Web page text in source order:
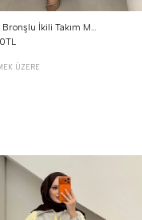
Dream Bronşlu İkili Takım Mürdüm
ÜZERE